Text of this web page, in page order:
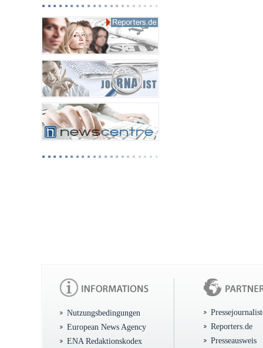
Nutzungsbedingungen
European News Agency
ENA Redaktionskodex
Reporters.de
Presseausweis